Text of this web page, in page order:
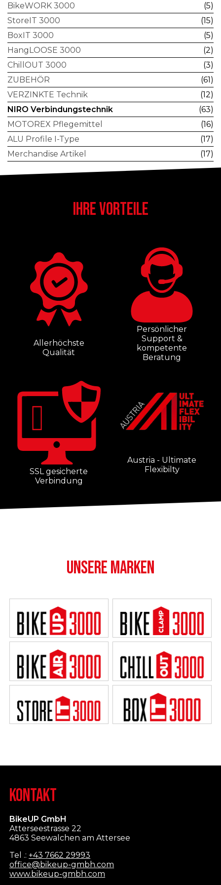
BikeWORK 3000
(5)
StoreIT 3000
(15)
BoxIT 3000
(5)
HangLOOSE 3000
(2)
ChillOUT 3000
(3)
ZUBEHÖR
(61)
VERZINKTE Technik
(12)
NIRO Verbindungstechnik
(63)
MOTOREX Pflegemittel
(16)
ALU Profile I-Type
(17)
Merchandise Artikel
(17)
IHRE VORTEILE
Allerhöchste
Qualität
Persönlicher
Support &
kompetente
Beratung
SSL gesicherte
Verbindung
Austria - Ultimate
Flexibilty
UNSERE MARKEN
KONTAKT
BikeUP GmbH
Atterseestrasse 22
4863 Seewalchen am Attersee
Tel .:+43 7662 29993
office@bikeup-gmbh.com
www.bikeup-gmbh.com